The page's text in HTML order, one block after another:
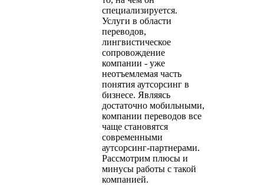
специализируется.
Услуги в области
переводов,
лингвистическое
сопровождение
компании - уже
неотъемлемая часть
понятия аутсорсинг в
бизнесе. Являясь
достаточно мобильными,
компании переводов все
чаще становятся
современными
аутсорсинг-партнерами.
Рассмотрим плюсы и
минусы работы с такой
компанией.